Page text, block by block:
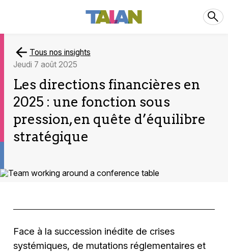
Tous nos insights
jeudi 7 août 2025
Les directions financières en
2025 : une fonction sous
pression, en quête d’équilibre
stratégique
Face à la succession inédite de crises
systémiques, de mutations réglementaires et